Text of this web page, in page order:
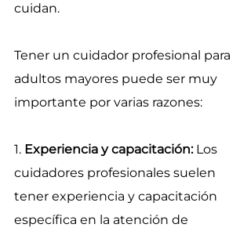
cuidan.
Tener un cuidador profesional para
adultos mayores puede ser muy
importante por varias razones:
1. Experiencia y capacitación: Los
cuidadores profesionales suelen
tener experiencia y capacitación
específica en la atención de